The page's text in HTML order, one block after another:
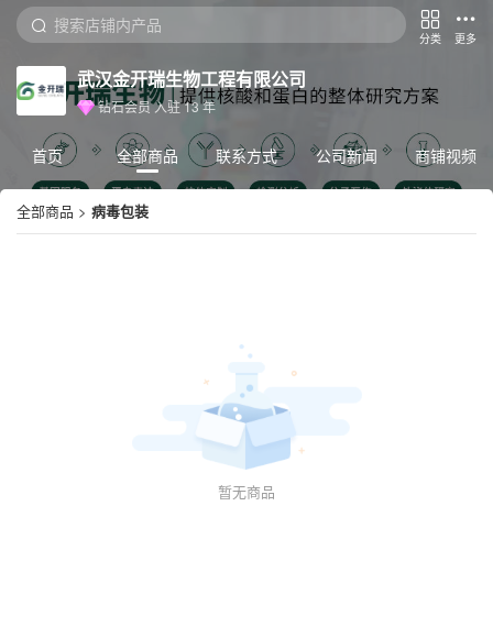
分类 更多
武汉金开瑞生物工程有限公司
钻石会员入驻13年
首页 全部商品 联系方式 公司新闻 商铺视频
全部商品 > 病毒包装
暂无商品